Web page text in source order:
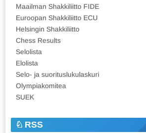
Maailman Shakkiliitto FIDE
Euroopan Shakkiliitto ECU
Helsingin Shakkiliitto
Chess Results
Selolista
Elolista
Selo- ja suorituslukulaskuri
Olympiakomitea
SUEK
RSS